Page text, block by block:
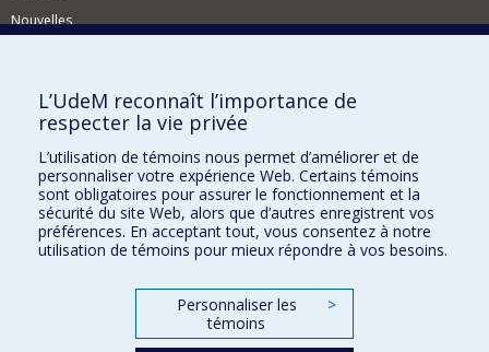
Nouvelles
Comment soutenir le Département?
BESOIN D'AIDE?
Plan du site
Signaler une erreur
Accessibilité
FACULTÉ DES ARTS ET DES SCIENCES
Nos départements et écoles
L’UdeM reconnaît l’importance de
respecter la vie privée
L’utilisation de témoins nous permet d’améliorer et de
personnaliser votre expérience Web. Certains témoins
sont obligatoires pour assurer le fonctionnement et la
sécurité du site Web, alors que d’autres enregistrent vos
préférences. En acceptant tout, vous consentez à notre
utilisation de témoins pour mieux répondre à vos besoins.
Personnaliser les
témoins
>